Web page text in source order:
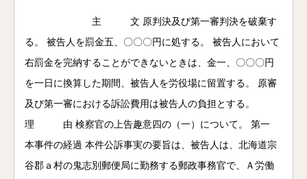
主 文 原判決及び第一審判決を破棄す
る。 被告人を罰金五、〇〇〇円に処する。 被告人において
右罰金を完納することができないときは、金一、〇〇〇円
を一日に換算した期間、被告人を労役場に留置する。 原審
及び第一審における訴訟費用は被告人の負担とする。
理 由 検察官の上告趣意四の（一）について。 第一
本事件の経過 本件公訴事実の要旨は、被告人は、北海道宗
谷郡ａ村の鬼志別郵便局に勤務する郵政事務官で、Ａ労働